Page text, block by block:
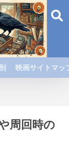
映画サイトマ
周回時の